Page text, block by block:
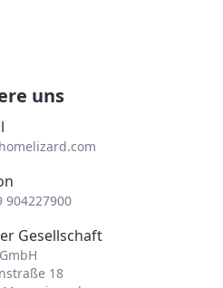
uns
904227900
Gesellschaft
18